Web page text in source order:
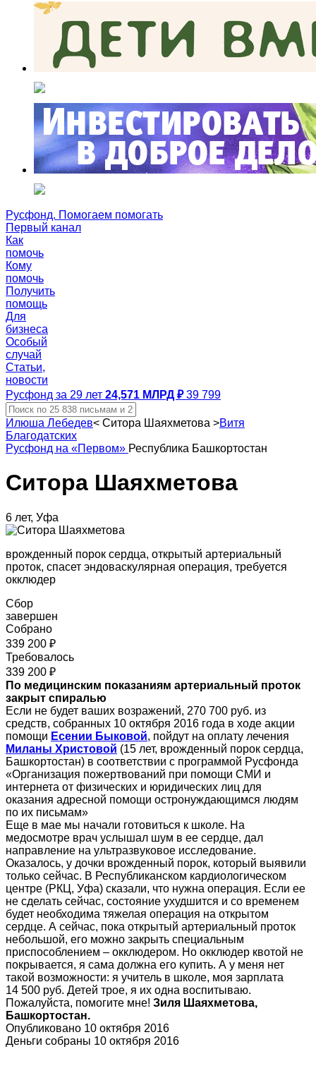
Русфонд. Помогаем помогать
Первый канал
Как
помочь
Кому
помочь
Получить
помощь
Для
бизнеса
Особый
случай
Статьи,
новости
Русфонд за 29 лет 24,571 МЛРД ₽ 39 799
Илюша Лебедев< Ситора Шаяхметова >Витя
Благодатских
Русфонд на «Первом» Республика Башкортостан
Ситора Шаяхметова
6 лет, Уфа
врожденный порок сердца, открытый артериальный
проток, спасет эндоваскулярная операция, требуется
окклюдер
Сбор
завершен
Собрано
339 200 ₽
Требовалось
339 200 ₽
По медицинским показаниям артериальный проток
закрыт спиралью
Если не будет ваших возражений, 270 700 руб. из
средств, собранных 10 октября 2016 года в ходе акции
помощи Есении Быковой, пойдут на оплату лечения
Миланы Христовой (15 лет, врожденный порок сердца,
Башкортостан) в соответствии с программой Русфонда
«Организация пожертвований при помощи СМИ и
интернета от физических и юридических лиц для
оказания адресной помощи остронуждающимся людям
по их письмам»
Еще в мае мы начали готовиться к школе. На
медосмотре врач услышал шум в ее сердце, дал
направление на ультразвуковое исследование.
Оказалось, у дочки врожденный порок, который выявили
только сейчас. В Республиканском кардиологическом
центре (РКЦ, Уфа) сказали, что нужна операция. Если ее
не сделать сейчас, состояние ухудшится и со временем
будет необходима тяжелая операция на открытом
сердце. А сейчас, пока открытый артериальный проток
небольшой, его можно закрыть специальным
приспособлением – окклюдером. Но окклюдер квотой не
покрывается, я сама должна его купить. А у меня нет
такой возможности: я учитель в школе, моя зарплата
14 500 руб. Детей трое, я их одна воспитываю.
Пожалуйста, помогите мне! Зиля Шаяхметова,
Башкортостан.
Опубликовано 10 октября 2016
Деньги собраны 10 октября 2016